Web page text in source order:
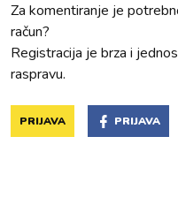
Za komentiranje je
račun?
Registracija je brza i
raspravu.
PRIJAVA PRIJAVA